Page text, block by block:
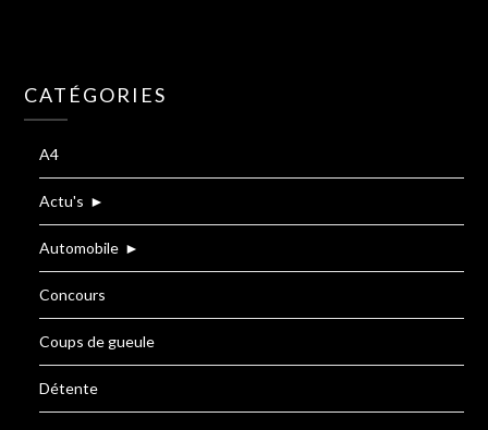
CATÉGORIES
A4
Actu's ►
Automobile ►
Concours
Coups de gueule
Détente